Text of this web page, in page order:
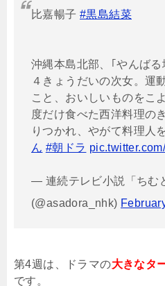
比嘉暢子 #黒島結菜
沖縄本島北部、｢やんばる
４きょうだいの次女。運
こと、おいしいものをこ
度だけ食べた西洋料理の
りつかれ、やがて料理人
ん #朝ドラ
— 連続テレビ小説「ちむ
(@asadora_nhk)
第4週は、ドラマの大きなタ
です。